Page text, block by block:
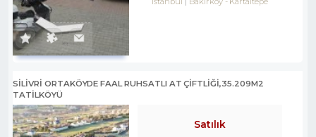
SILIVRI ORTAKÖYDE FAAL RUHSATLI AT ÇIFTLIĞI,35.209M2
TATILKÖYÜ
Satılık